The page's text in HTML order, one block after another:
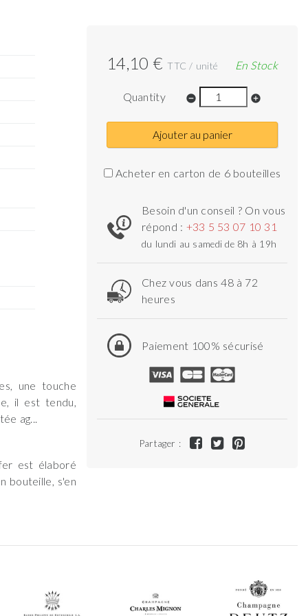
14,10 € TTC / unité En Stock
Quantity remove_circle add_circle
Ajouter au panier
Acheter en carton de 6 bouteilles
Besoin d'un conseil ? On vous
répond : +33 5 53 07 10 31
du lundi au samedi de 8h à 19h
Chez vous dans 48 à 72
heures
Paiement 100% sécurisé
Partager :
une touche
il est tendu,
ag...
est élaboré
bouteille, s'en